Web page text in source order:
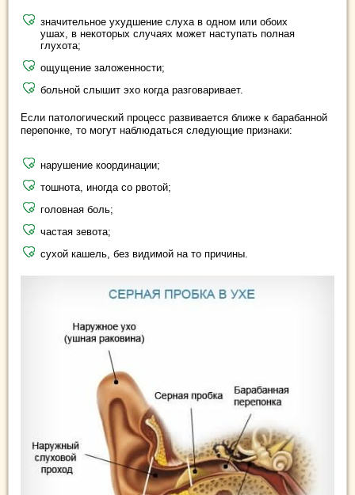
значительное ухудшение слуха в одном или обоих
ушах, в некоторых случаях может наступать полная
глухота;
ощущение заложенности;
больной слышит эхо когда разговаривает.
Если патологический процесс развивается ближе к барабанной
перепонке, то могут наблюдаться следующие признаки:
нарушение координации;
тошнота, иногда со рвотой;
головная боль;
частая зевота;
сухой кашель, без видимой на то причины.